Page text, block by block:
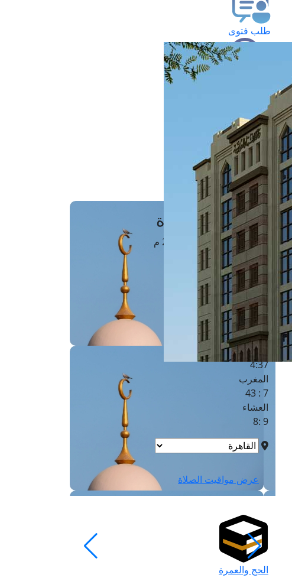
طلب فتوى
حجز موعد
الفتوى الهاتفية
مَواقِيتُ الصَّـــلاة
القاهرة · 08 أغسطس 2026 م
الفجر
الشروق
6 :18
الظهر
1 : 1
العصر
4:37
المغرب
7 : 43
العشاء
9 :8
عرض مواقيت الصلاة
الحج والعمرة